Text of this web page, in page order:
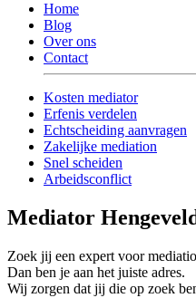
Home
Blog
Over ons
Contact
Kosten mediator
Erfenis verdelen
Echtscheiding aanvragen
Zakelijke mediation
Snel scheiden
Arbeidsconflict
Mediator
Zoek jij een expert voor
Dan ben je aan het juiste adres.
Wij zorgen dat jij die op zoek